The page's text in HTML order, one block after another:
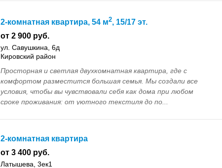
2-комнатная квартира, 54 м2, 15/17 эт.
от 2 900 руб.
ул. Савушкина, 6д
Кировский район
Просторная и светлая двухкомнатная квартира, где с
комфортом разместится большая семья. Мы создали все
условия, чтобы вы чувствовали себя как дома при любом
сроке проживания: от уютного текстиля до по...
2-комнатная квартира
от 3 400 руб.
Латышева, 3ек1